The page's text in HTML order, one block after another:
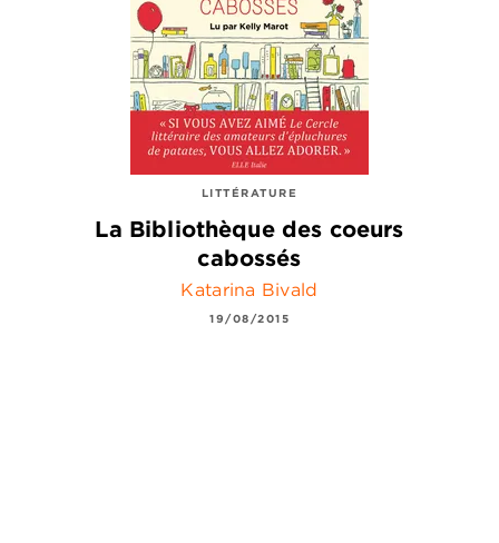
LITTÉRATURE
La Bibliothèque des coeurs
cabossés
Katarina Bivald
19/08/2015